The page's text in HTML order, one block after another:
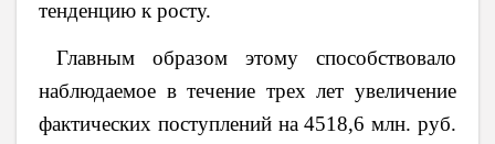
тенденцию к росту.
Главным образом этому способствовало
наблюдаемое в течение трех лет увеличение
фактических поступлений на 4518,6 млн. руб.